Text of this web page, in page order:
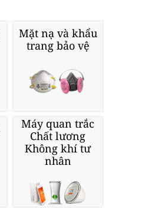
Mặt nạ và khẩu
trang bảo vệ
Máy quan trắc
Chất lương
Không khí tư
nhân